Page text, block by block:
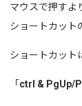
マウスで押すよ
ショートカット
ショートカット
「 ctrl & PgUp/